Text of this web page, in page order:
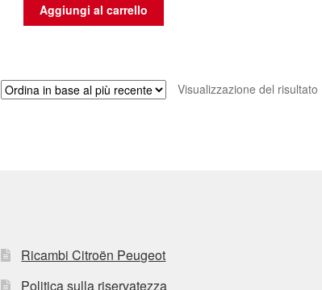
Aggiungi al carrello
Visualizzazione del risultato
Ricambi Citroën Peugeot
Politica sulla riservatezza